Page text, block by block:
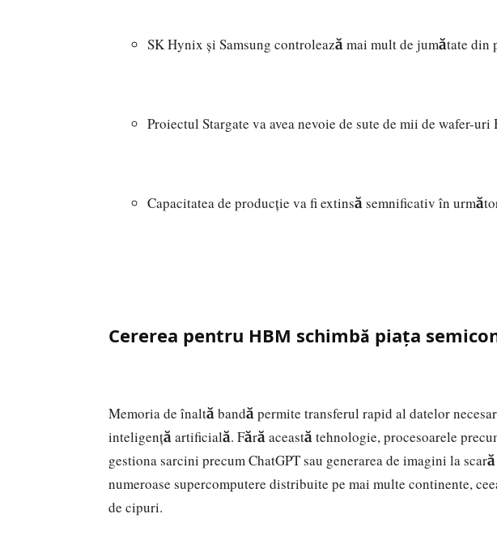
SK Hynix și Samsung controlează mai mult de jumătate din
Proiectul Stargate va avea nevoie de sute de mii de wafer-
Capacitatea de producție va fi extinsă semnificativ în
Cererea pentru HBM schimbă piața
Memoria de înaltă bandă permite transferul rapid al datelor
inteligență artificială. Fără această tehnologie, procesoarele
gestiona sarcini precum ChatGPT sau generarea de imagini la
numeroase supercomputere distribuite pe mai multe continente,
de cipuri.